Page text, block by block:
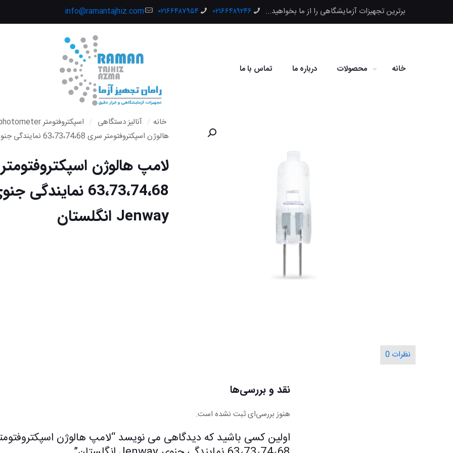
برترین تجهیزات آزمایشگاهی را از ما بخواهید... ۰۲۱۶۶۴۸۹۲۴۶ ۰۲۱۶۶۴۸۷۹۵۴ info@ramantajhiz.com
خانه محصولات درباره ما تماس با ما
خانه / آنالیز دستگاهی / اسپکتروفتومتر Spectrophotometer
هالوژن اسپکتروفتومتر سری 63،73،74،68 نمایندگی جنوی Jenway انگلستان
لامپ هالوژن
63،73،74،68 نمایندگی
Jenway انگلستان
نظرات 0
نقد و بررسی‌ها
هنوز بررسی‌ای ثبت نشده است.
اولین کسی باشید که دیدگاهی می نویسد “لامپ هالوژن